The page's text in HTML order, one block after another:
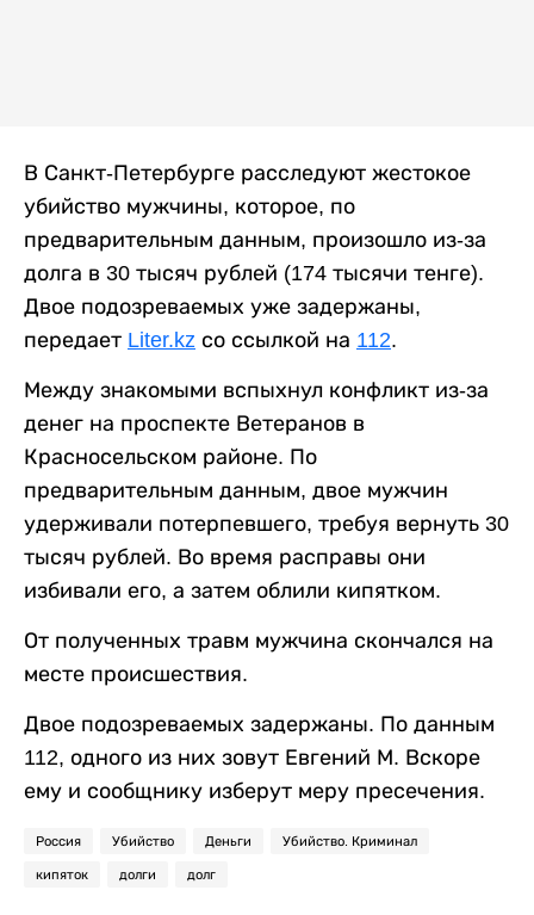
В Санкт-Петербурге расследуют жестокое
убийство мужчины, которое, по
предварительным данным, произошло из-за
долга в 30 тысяч рублей (174 тысячи тенге).
Двое подозреваемых уже задержаны,
передает Liter.kz со ссылкой на 112.
Между знакомыми вспыхнул конфликт из-за
денег на проспекте Ветеранов в
Красносельском районе. По
предварительным данным, двое мужчин
удерживали потерпевшего, требуя вернуть 30
тысяч рублей. Во время расправы они
избивали его, а затем облили кипятком.
От полученных травм мужчина скончался на
месте происшествия.
Двое подозреваемых задержаны. По данным
112, одного из них зовут Евгений М. Вскоре
ему и сообщнику изберут меру пресечения.
Россия Убийство Деньги Убийство. Криминал
кипяток долги долг